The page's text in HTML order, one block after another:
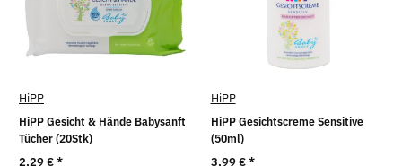
HiPP
HiPP Gesicht & Hände Babysanft
Tücher (20Stk)
2,29 €*
HiPP
HiPP Gesichtscreme Sensitive
(50ml)
3,99 €*